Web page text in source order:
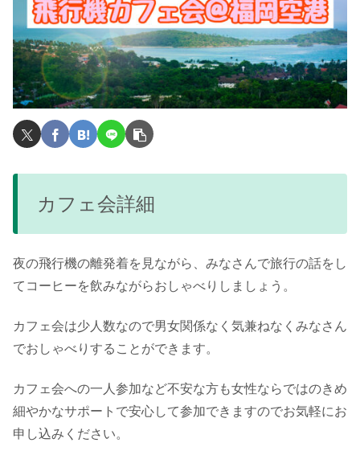
カフェ会詳細
夜の飛行機の離発着を見ながら、みなさんで旅行の話をし
てコーヒーを飲みながらおしゃべりしましょう。
カフェ会は少人数なので男女関係なく気兼ねなくみなさん
でおしゃべりすることができます。
カフェ会への一人参加など不安な方も女性ならではのきめ
細やかなサポートで安心して参加できますのでお気軽にお
申し込みください。